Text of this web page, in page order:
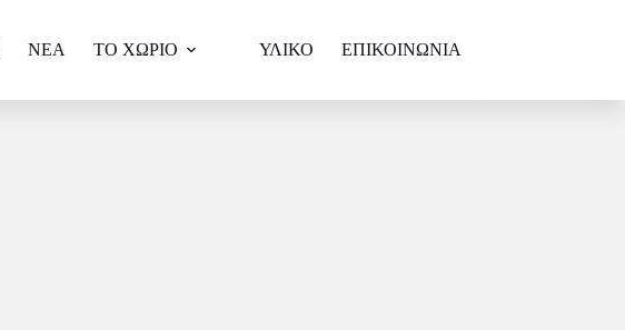
NEA ΤΟ ΧΩΡΙΟ ΥΛΙΚΟ ΕΠΙΚΟΙΝΩΝΙΑ